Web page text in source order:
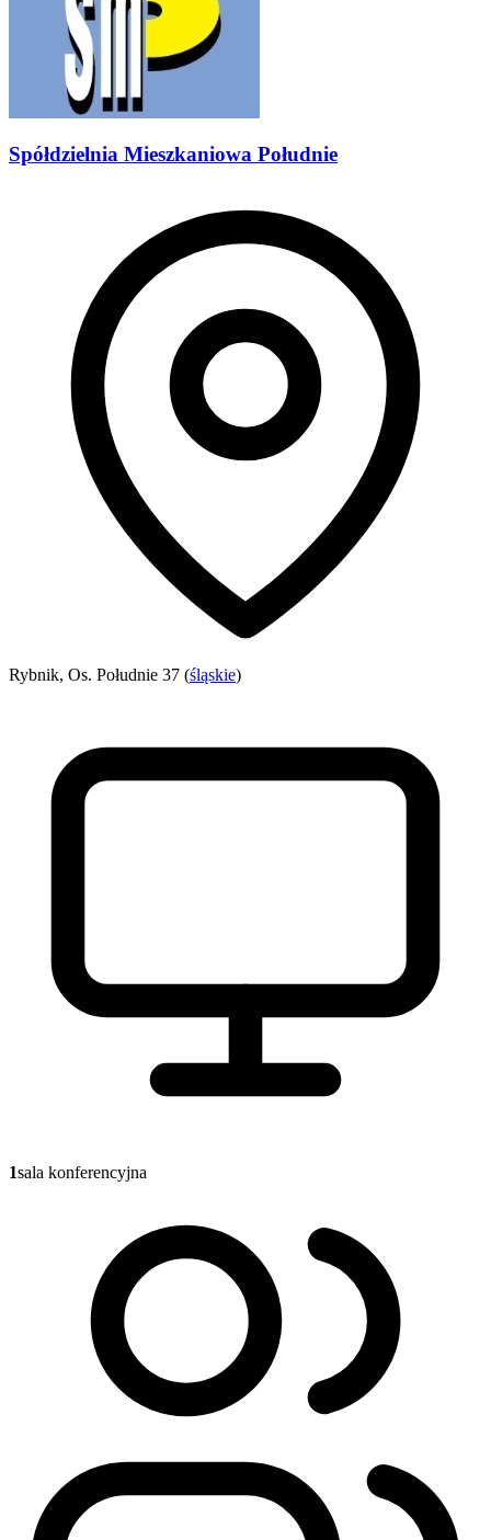
Spółdzielnia Mieszkaniowa Południe
Rybnik, Os. Południe 37 (śląskie)
1sala konferencyjna